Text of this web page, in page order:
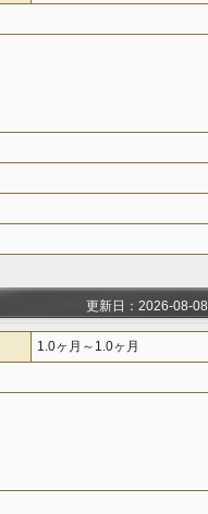
更新日：2026-08-08
1.0ヶ月～1.0ヶ月